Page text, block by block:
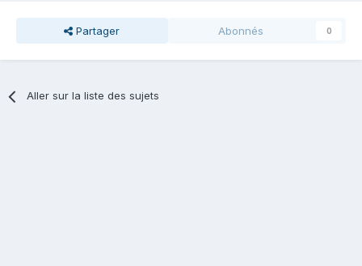
Partager Abonnés 0
Aller sur la liste des sujets